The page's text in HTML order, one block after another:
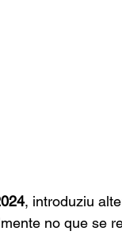
, introduziu
no que se